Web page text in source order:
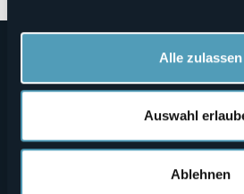
Alle zulassen
Auswahl
Ablehnen